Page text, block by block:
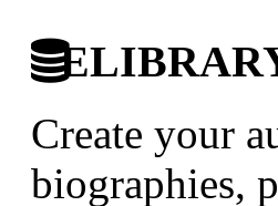
Create your
biographies,